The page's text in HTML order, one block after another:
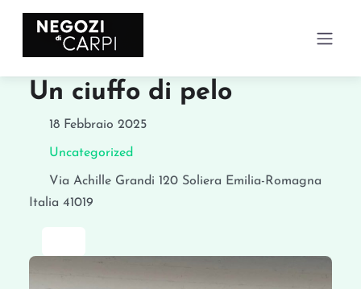
Un ciuffo di pelo
18 Febbraio 2025
Uncategorized
Via Achille Grandi 120 Soliera Emilia-Romagna
Italia 41019